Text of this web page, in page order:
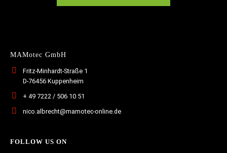
MAMotec GmbH
Fritz-Minhardt-Straße 1
D-76456 Kuppenheim
+ 49 7222 / 506 10 51
nico.albrecht@mamotec-online.de
FOLLOW US ON